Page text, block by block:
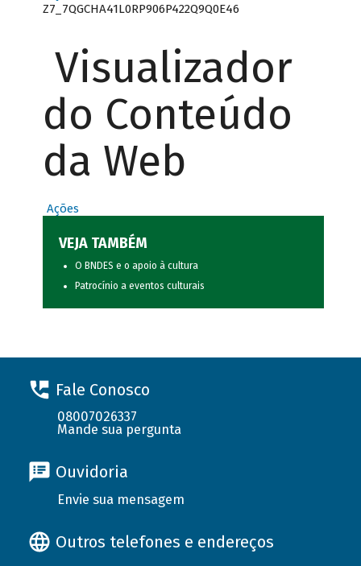
Z7_7QGCHA41L0RP906P422Q9Q0E46
Visualizador
do Conteúdo
da Web
Ações
VEJA TAMBÉM
O BNDES e o apoio à cultura
Patrocínio a eventos culturais
Fale Conosco
08007026337
Mande sua pergunta
Ouvidoria
Envie sua mensagem
Outros telefones e endereços